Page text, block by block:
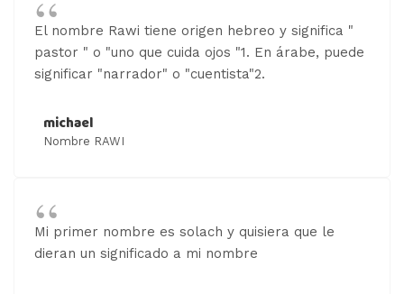
El nombre Rawi tiene origen hebreo y significa "
pastor " o "uno que cuida ojos "1. En árabe, puede
significar "narrador" o "cuentista"2.
michael
Nombre RAWI
Mi primer nombre es solach y quisiera que le
dieran un significado a mi nombre